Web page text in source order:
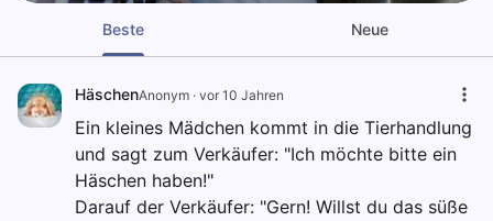
Beste Neue
HäschenAnonym · vor 10 Jahren
Ein kleines Mädchen kommt in die Tierhandlung
und sagt zum Verkäufer: "Ich möchte bitte ein
Häschen haben!"
Darauf der Verkäufer: "Gern! Willst du das süße